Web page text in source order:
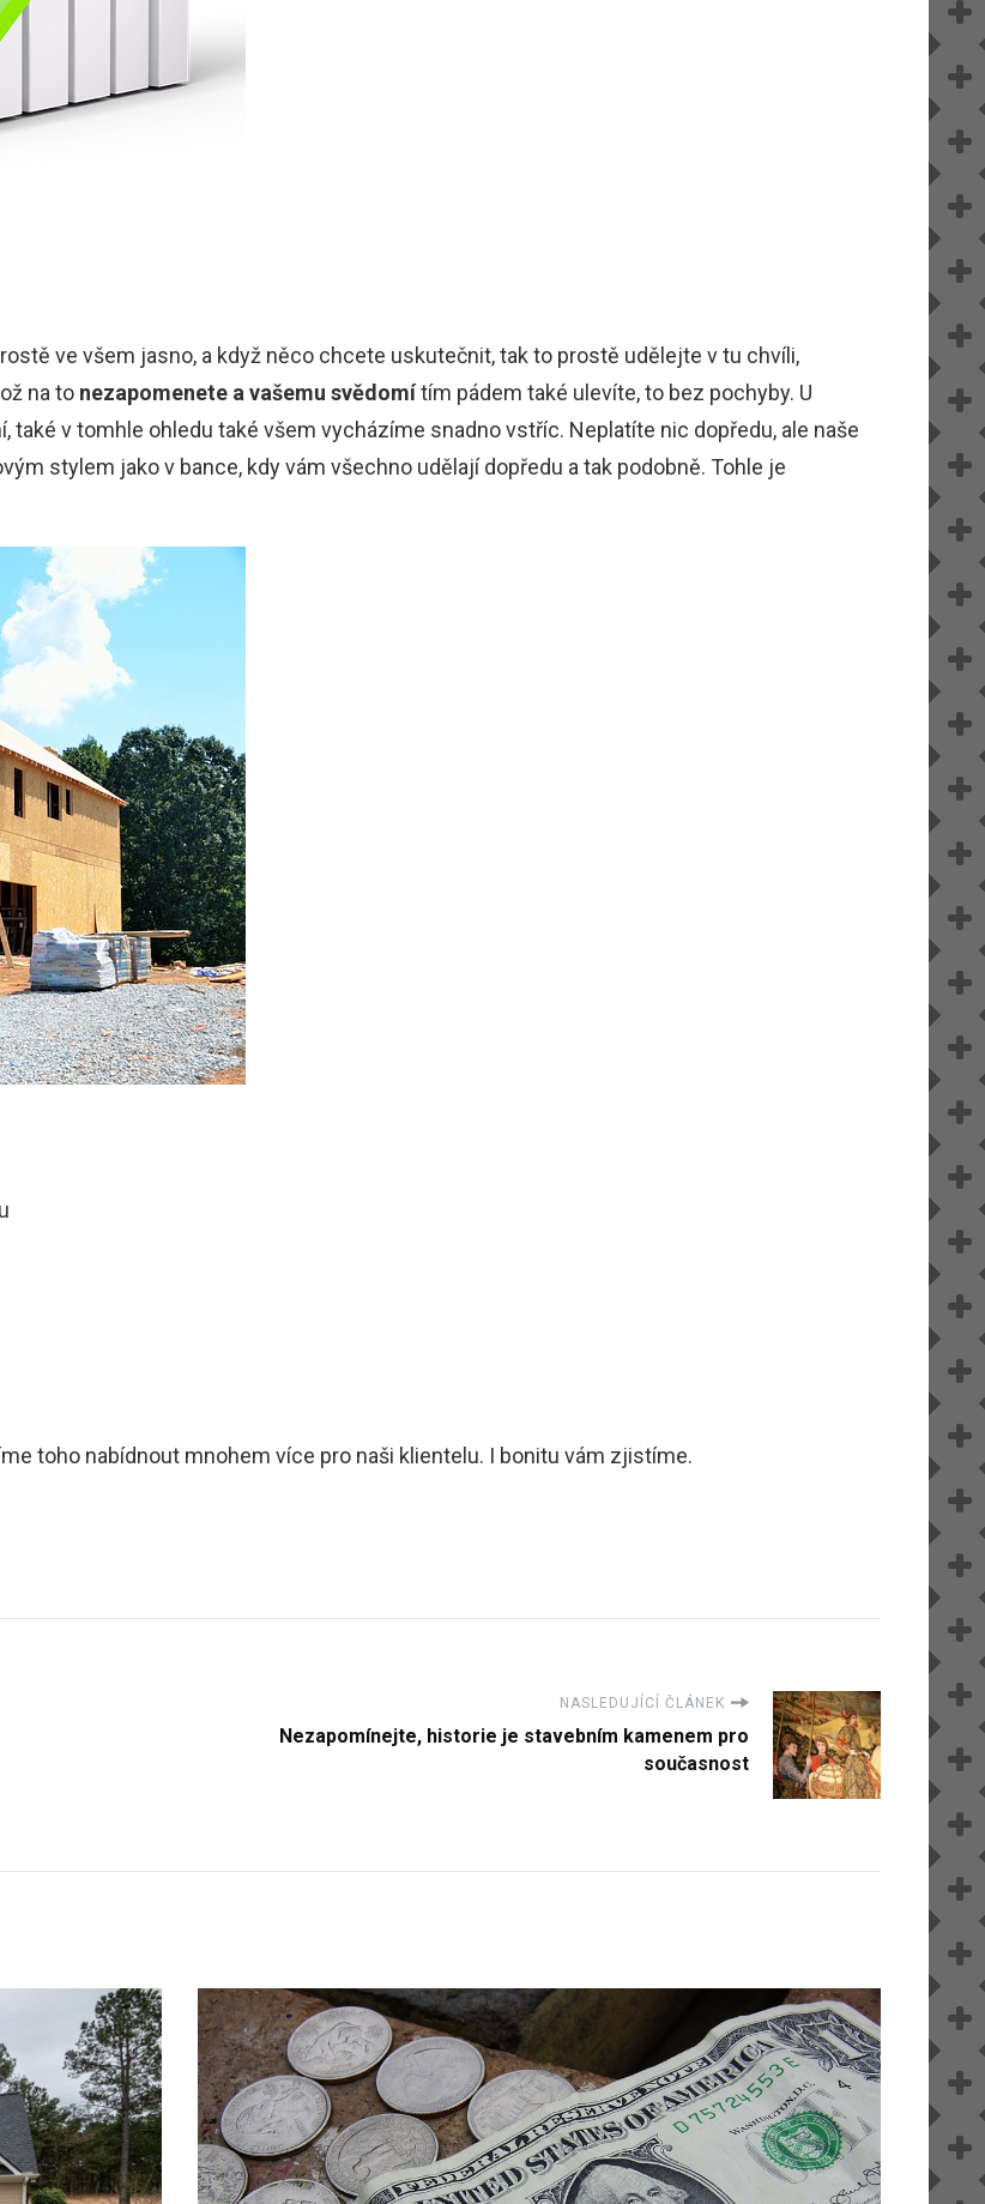
ve všem jasno, a když něco chcete uskutečnit, tak to prostě udělejte v tu chvíli,
na to nezapomenete a vašemu svědomítím pádem také ulevíte, to bez pochyby. U
také v tomhle ohledu také všem vycházíme snadno vstříc. Neplatíte nic dopředu, ale naše
stylem jako v bance, kdy vám všechno udělají dopředu a tak podobně. Tohle je
toho nabídnout mnohem více pro naši klientelu. I bonitu vám zjistíme.
NASLEDUJÍCÍ ČLÁNEK
Nezapomínejte, historie je stavebním kamenem pro
současnost